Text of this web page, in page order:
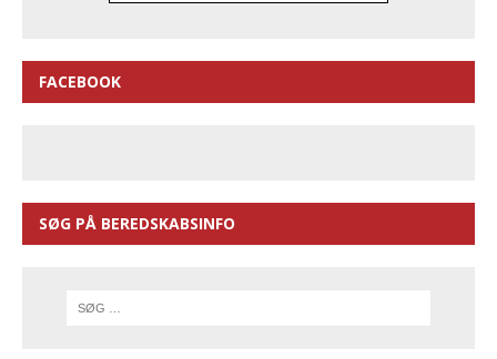
FACEBOOK
SØG PÅ BEREDSKABSINFO